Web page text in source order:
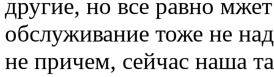
другие, но все равно
обслуживание тоже не
не причем, сейчас наша